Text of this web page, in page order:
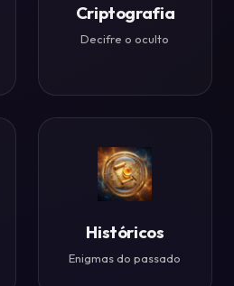
Criptografia
Decifre o oculto
Históricos
Enigmas do passado